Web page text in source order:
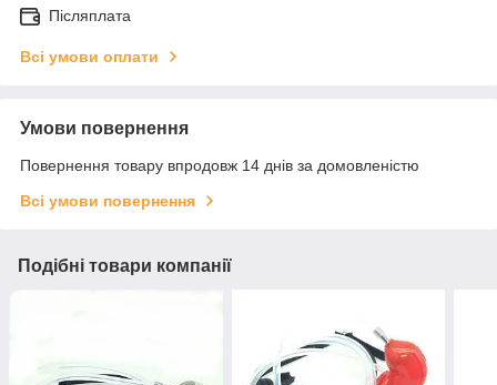
Післяплата
Всі умови оплати
Умови повернення
Повернення товару впродовж 14 днів за домовленістю
Всі умови повернення
Подібні товари компанії